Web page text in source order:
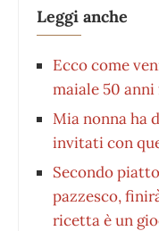
Leggi anche
Ecco come
maiale 50 anni
Mia nonna ha
invitati con
Secondo
pazzesco,
ricetta è un